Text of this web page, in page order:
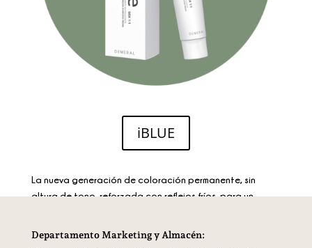
iBLUE
La nueva generación de coloración permanente, sin
altura de tono, reforzada con reflejos fríos, para un
Departamento Marketing y Almacén: